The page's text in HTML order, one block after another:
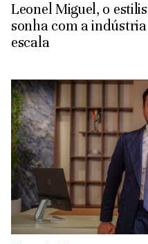
Leonel Miguel, o
sonha com a
escala